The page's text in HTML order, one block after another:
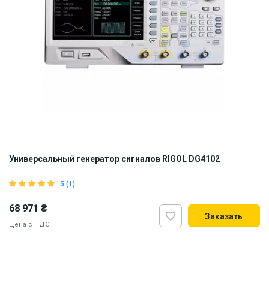
Универсальный генератор сигналов RIGOL DG4102
5 (1)
68 971 ₴
Цена с НДС
Заказать